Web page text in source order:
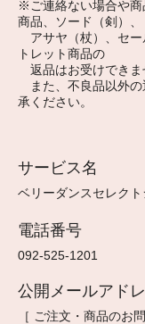
※ご連絡ない場合や商
商品、ソード（剣）、
アサヤ（杖）、セー
トレット商品の
返品はお受けできま
また、不良品以外の
承ください。
サービス名
ベリーダンスセレク
電話番号
092-525-1201
公開メールアド
［ ご注文・商品のお